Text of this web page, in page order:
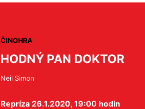
ČINOHRA
HODNÝ PAN DOKTOR
Neil Simon
Repríza 26.1.2020, 19:00 hodin